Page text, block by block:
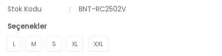
Stok Kodu
BNT-RC2502V
Seçenekler
L M S XL XXL